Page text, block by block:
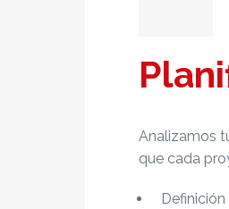
Analizamos
que cada